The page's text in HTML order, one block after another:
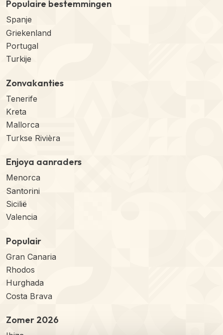
Populaire bestemmingen
Spanje
Griekenland
Portugal
Turkije
Zonvakanties
Tenerife
Kreta
Mallorca
Turkse Rivièra
Enjoya aanraders
Menorca
Santorini
Sicilië
Valencia
Populair
Gran Canaria
Rhodos
Hurghada
Costa Brava
Zomer 2026